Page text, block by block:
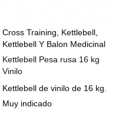
Cross Training, Kettlebell,
Kettlebell Y Balon Medicinal
Kettlebell Pesa rusa 16 kg
Vinilo
Kettlebell de vinilo de 16 kg.
Muy indicado